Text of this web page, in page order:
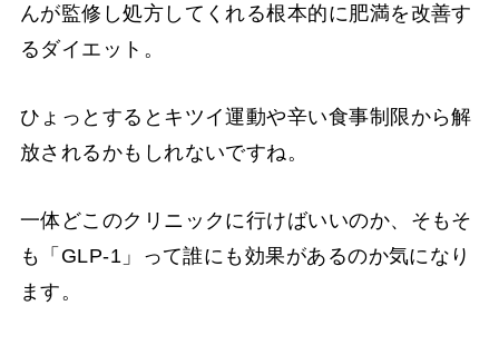
んが監修し処方してくれる根本的に肥満を改善す
るダイエット。
ひょっとするとキツイ運動や辛い食事制限から解
放されるかもしれないですね。
一体どこのクリニックに行けばいいのか、そもそ
も「GLP-1」って誰にも効果があるのか気になり
ます。